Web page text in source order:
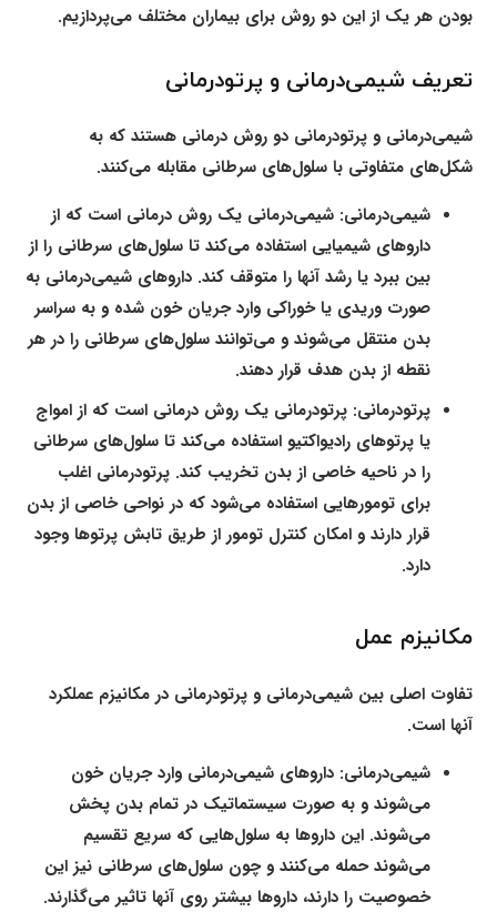
بودن هر یک از این دو روش برای بیماران مختلف می‌پردازیم.
تعریف شیمی‌درمانی و پرتودرمانی
شیمی‌درمانی و پرتودرمانی دو روش درمانی هستند که به
شکل‌های متفاوتی با سلول‌های سرطانی مقابله می‌کنند.
شیمی‌درمانی: شیمی‌درمانی یک روش درمانی است که از
داروهای شیمیایی استفاده می‌کند تا سلول‌های سرطانی را از
بین ببرد یا رشد آنها را متوقف کند. داروهای شیمی‌درمانی به
صورت وریدی یا خوراکی وارد جریان خون شده و به سراسر
بدن منتقل می‌شوند و می‌توانند سلول‌های سرطانی را در هر
نقطه از بدن هدف قرار دهند.
پرتودرمانی: پرتودرمانی یک روش درمانی است که از امواج
یا پرتوهای رادیواکتیو استفاده می‌کند تا سلول‌های سرطانی
را در ناحیه خاصی از بدن تخریب کند. پرتودرمانی اغلب
برای تومورهایی استفاده می‌شود که در نواحی خاصی از بدن
قرار دارند و امکان کنترل تومور از طریق تابش پرتوها وجود
دارد.
مکانیزم عمل
تفاوت اصلی بین شیمی‌درمانی و پرتودرمانی در مکانیزم عملکرد
آنها است.
شیمی‌درمانی: داروهای شیمی‌درمانی وارد جریان خون
می‌شوند و به صورت سیستماتیک در تمام بدن پخش
می‌شوند. این داروها به سلول‌هایی که سریع تقسیم
می‌شوند حمله می‌کنند و چون سلول‌های سرطانی نیز این
خصوصیت را دارند، داروها بیشتر روی آنها تاثیر می‌گذارند.